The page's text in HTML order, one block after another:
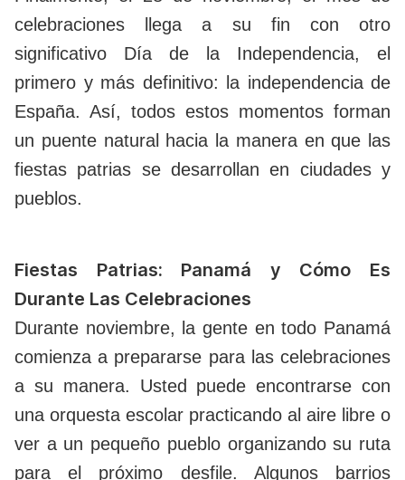
celebraciones llega a su fin con otro
significativo Día de la Independencia, el
primero y más definitivo: la independencia de
España. Así, todos estos momentos forman
un puente natural hacia la manera en que las
fiestas patrias se desarrollan en ciudades y
pueblos.
Fiestas Patrias: Panamá y Cómo Es
Durante Las Celebraciones
Durante noviembre, la gente en todo Panamá
comienza a prepararse para las celebraciones
a su manera. Usted puede encontrarse con
una orquesta escolar practicando al aire libre o
ver a un pequeño pueblo organizando su ruta
para el próximo desfile. Algunos barrios